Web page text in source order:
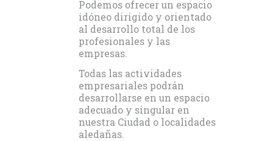
PROYECTO
SERVICIOS
CLUB
NETWORKING
Podemos ofrecer un espacio
idóneo dirigido y orientado
al desarrollo total de los
profesionales y las
empresas.
Todas las actividades
empresariales podrán
desarrollarse en un espacio
adecuado y singular en
nuestra Ciudad o localidades
aledañas.